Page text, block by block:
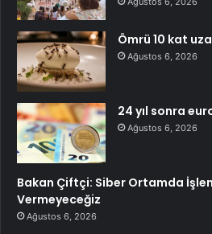
Ömrü 10 kat
Ağustos 6, 2026
24 yıl sonra
Ağustos 6, 2026
Bakan Çiftçi: Siber Ortamda
Vermeyeceğiz
Ağustos 6, 2026